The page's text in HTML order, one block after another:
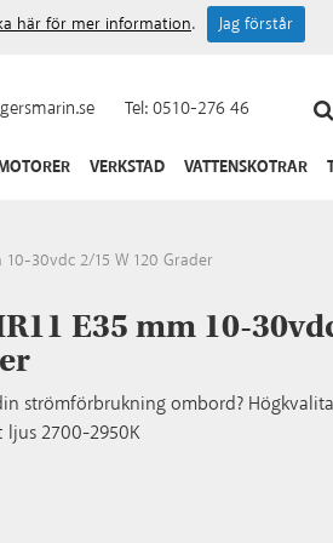
Tel:0510-276 46
VERKSTAD VATTENSKOTRAR
10-30vdc 2/15 W 120 Grader
E35 mm 10-
strömförbrukning ombord?
ljus 2700-2950K
här för mer information. Jag förstår